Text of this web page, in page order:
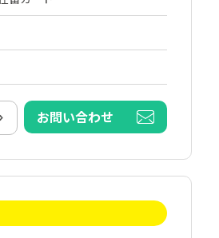
お問い合わせ